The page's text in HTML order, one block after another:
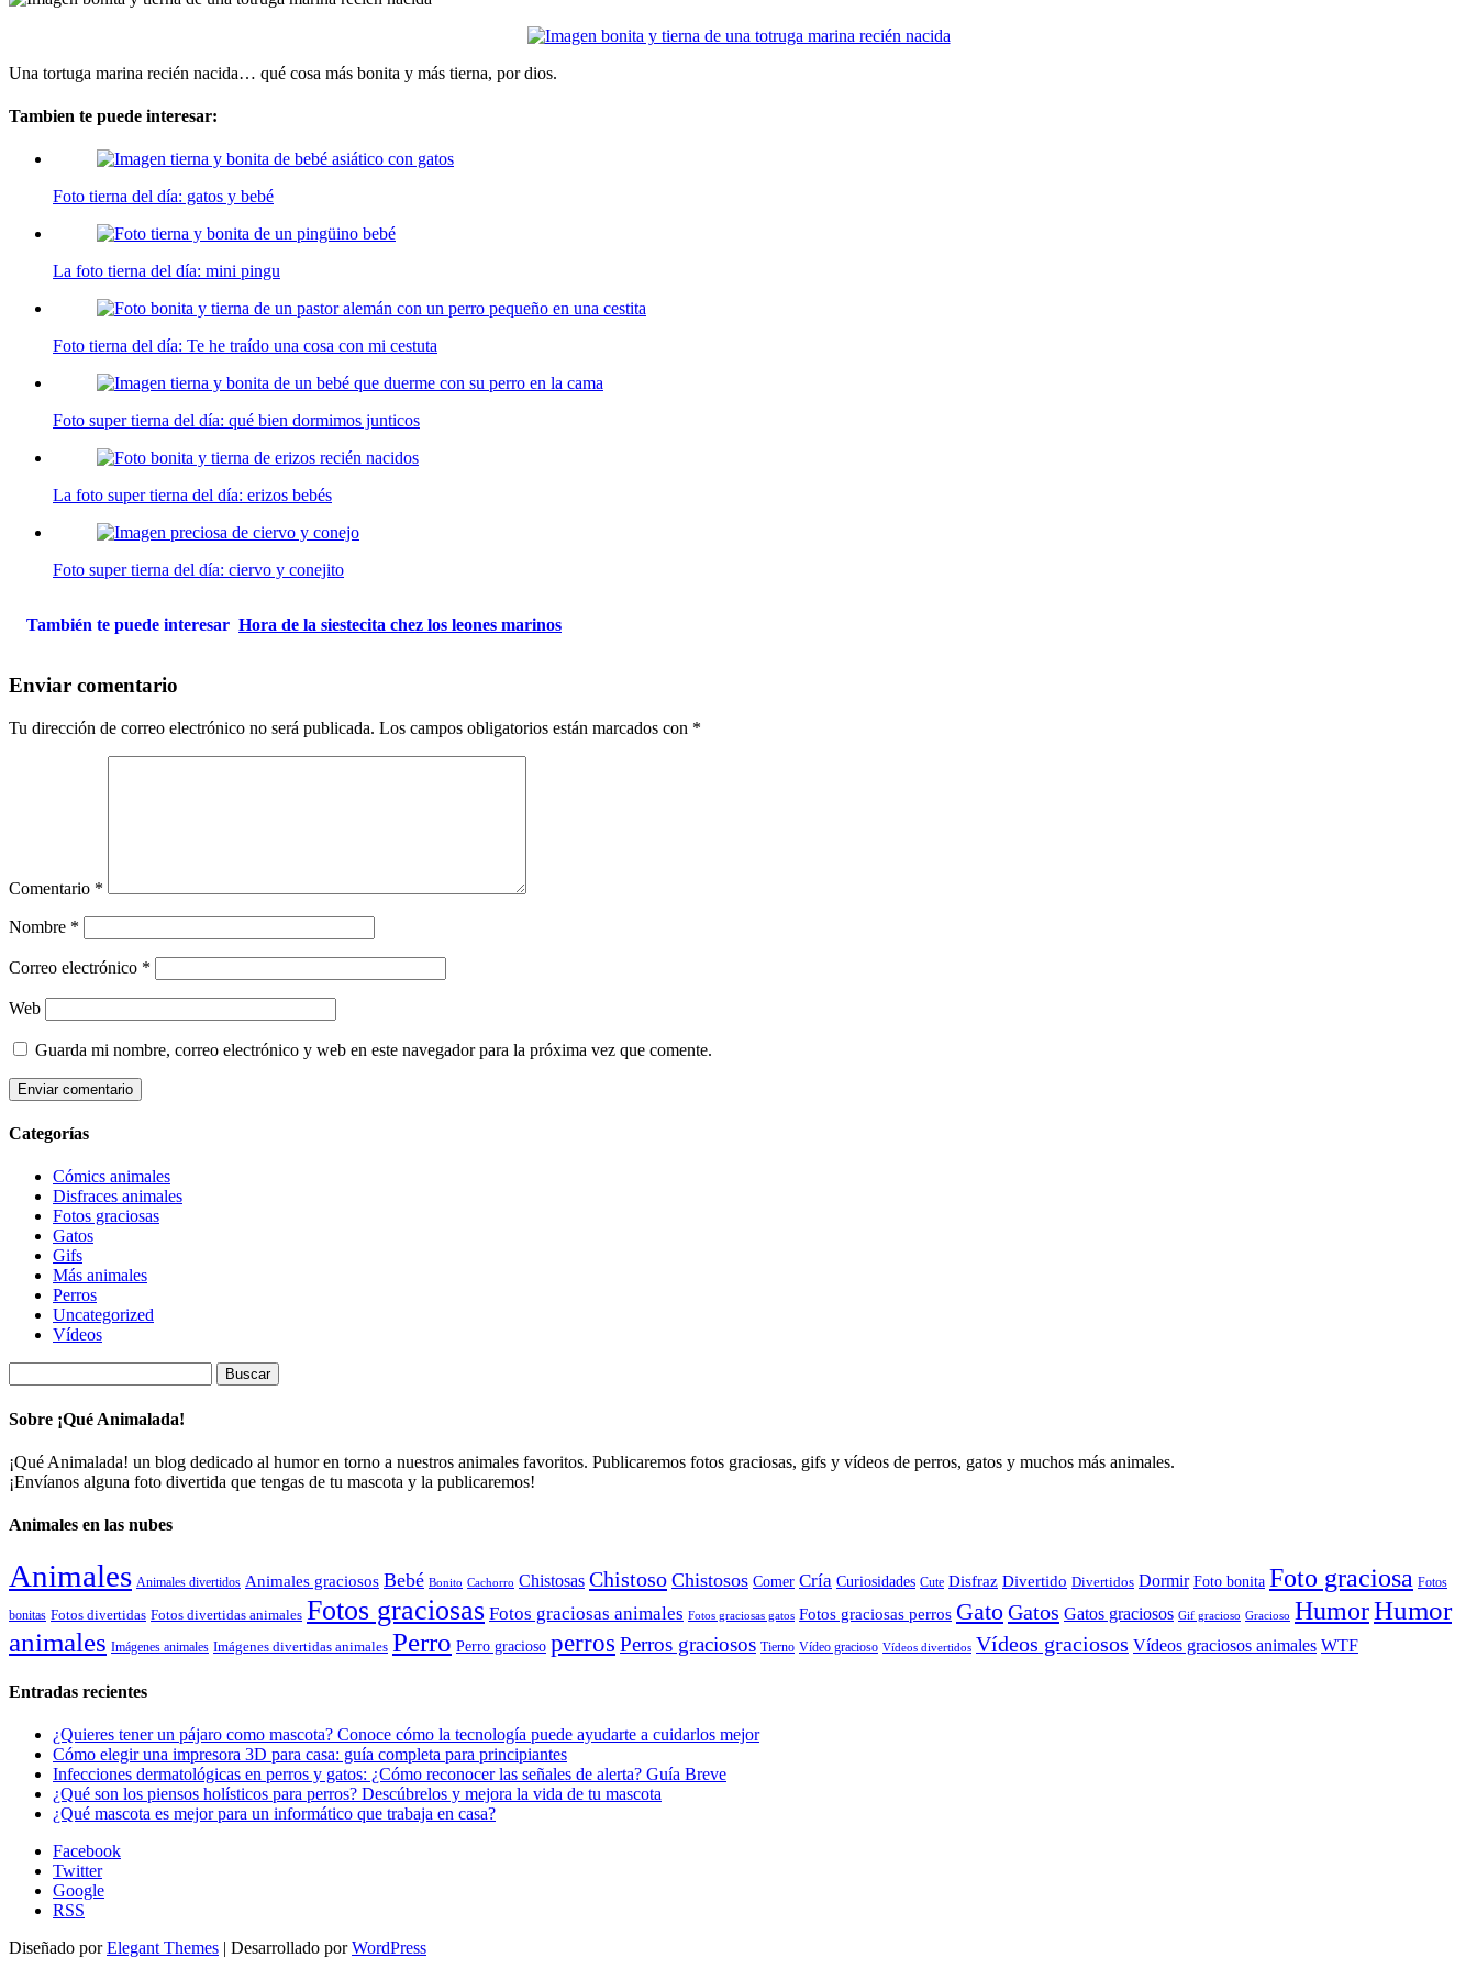
Una tortuga marina recién nacida… qué cosa más bonita y más tierna, por dios.
Tambien te puede interesar:
Foto tierna del día: gatos y bebé
La foto tierna del día: mini pingu
Foto tierna del día: Te he traído una cosa con mi cestuta
Foto super tierna del día: qué bien dormimos junticos
La foto super tierna del día: erizos bebés
Foto super tierna del día: ciervo y conejito
También te puede interesar Hora de la siestecita chez los leones marinos
Enviar comentario
Tu dirección de correo electrónico no será publicada. Los campos obligatorios están marcados con *
Comentario *
Nombre *
Correo electrónico *
Web
Guarda mi nombre, correo electrónico y web en este navegador para la próxima vez que comente.
Categorías
Cómics animales
Disfraces animales
Fotos graciosas
Gatos
Gifs
Más animales
Perros
Uncategorized
Vídeos
Sobre ¡Qué Animalada!
¡Qué Animalada! un blog dedicado al humor en torno a nuestros animales favoritos. Publicaremos fotos graciosas, gifs y vídeos de perros, gatos y muchos más animales.
¡Envíanos alguna foto divertida que tengas de tu mascota y la publicaremos!
Animales en las nubes
Animales Animales divertidos Animales graciosos Bebé Bonito Cachorro Chistosas Chistoso Chistosos Comer Cría Curiosidades Cute Disfraz Divertido Divertidos Dormir Foto bonita Foto graciosa Fotos
bonitas Fotos divertidas Fotos divertidas animales Fotos graciosas Fotos graciosas animales Fotos graciosas gatos Fotos graciosas perros GatoGatos Gatos graciosos Gif gracioso Gracioso HumorHumor
animales Imágenes animales Imágenes divertidas animales Perro Perro gracioso perros Perros graciosos Tierno Vídeo gracioso Vídeos divertidos Vídeos graciosos Vídeos graciosos animales WTF
Entradas recientes
¿Quieres tener un pájaro como mascota? Conoce cómo la tecnología puede ayudarte a cuidarlos mejor
Cómo elegir una impresora 3D para casa: guía completa para principiantes
Infecciones dermatológicas en perros y gatos: ¿Cómo reconocer las señales de alerta? Guía Breve
¿Qué son los piensos holísticos para perros? Descúbrelos y mejora la vida de tu mascota
¿Qué mascota es mejor para un informático que trabaja en casa?
Facebook
Twitter
Google
RSS
Diseñado porElegant Themes | Desarrollado porWordPress